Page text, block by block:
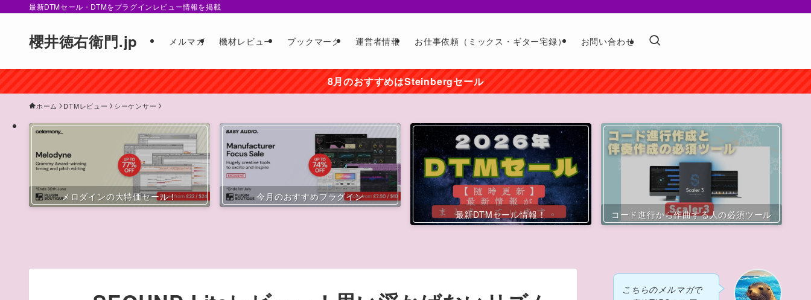
最新DTMセール・DTMをプラグインレビュー情報を掲載
櫻井徳右衛門.jp メルマガ 機材レビュー ブックマーク 運営者情報 お仕事依頼（ミックス・ギター宅録） お問い合わせ
8月のおすすめはSteinbergセール
ホーム DTMレビュー シーケンサー
メロダインの大特価セール！
今月のおすすめプラグイン
最新DTMセール情報！
コード進行から作曲する人の必須ツール
こちらのメルマガで